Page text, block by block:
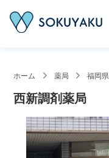
ホーム 薬局 福岡県
西新調剤薬局